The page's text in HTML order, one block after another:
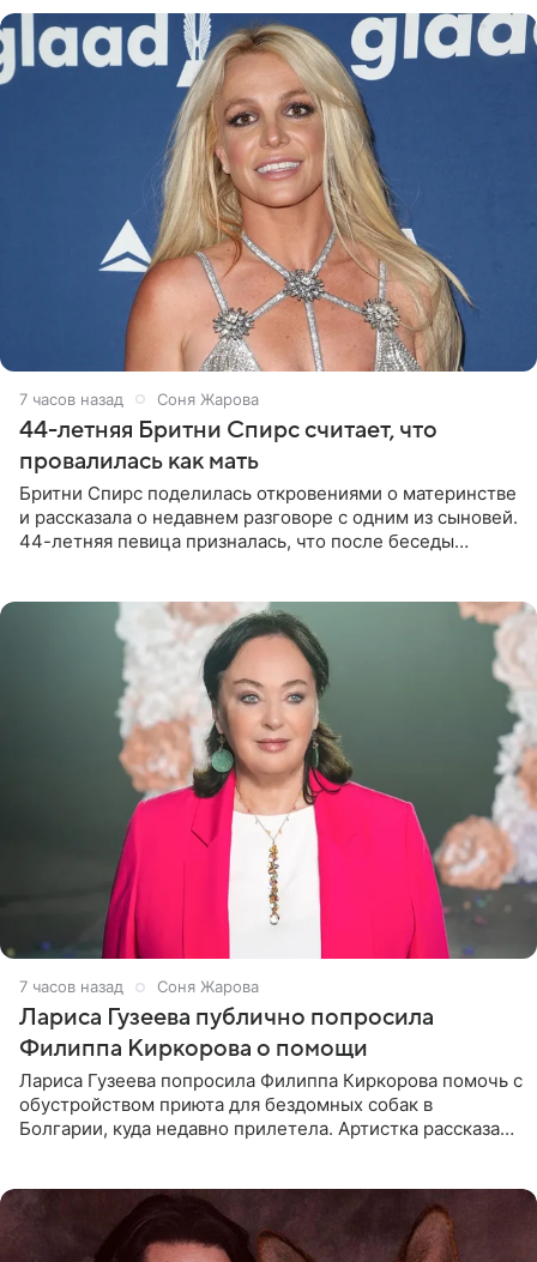
7 часов назад Соня Жарова
44-летняя Бритни Спирс считает, что
провалилась как мать
Бритни Спирс поделилась откровениями о материнстве
и рассказала о недавнем разговоре с одним из сыновей.
44-летняя певица призналась, что после беседы
7 часов назад Соня Жарова
Лариса Гузеева публично попросила
Филиппа Киркорова о помощи
Лариса Гузеева попросила Филиппа Киркорова помочь с
обустройством приюта для бездомных собак в
Болгарии, куда недавно прилетела. Артистка рассказала